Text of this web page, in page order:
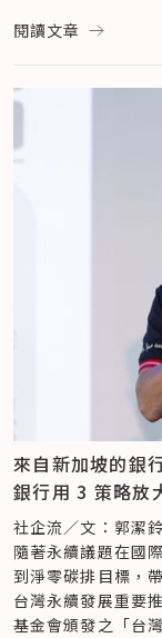
火苗——KPMG 安侯
回應  SDG 17 夥伴
（台灣）共同策動的
」倡議、擔任永
業分享永續行動方
動指南》顧問，協
「透過這次的倡議
項廣大議題中，獲
響應永續議題有興
——組織永續行動指
「大家都在同一艘
者，他期許：「希
沒有人能置身事外
才能解救自己、達
（KPMG 安侯永續
續新生活的 100 個
KPMG 支持、社企
性。）
延伸閱讀
>> 做一門永續好生
隸屬生態天花板的
氧化碳，有 1/4 會
瑚、貝類，浮游生
同樣是碳排放對環
（在氣候變遷造成
對於碳排放之於海
環境影響題目中僅
結果三：完成填答
此調查旨在鼓勵民
更多行動，因此，
續行動指南，內含
要依循此指南完成
還是採取一項行動
在所有完成調查的
步在完成填答後，
在「水」、「海洋
數量最多。
從完成永續行動的
化」領域中，不少
等行動，顯見省水
人而言執行門檻較
而與民眾生活息息
聚餐時酌量點餐、
發展的領航者，並
社會影響力 3 大主
星展銀行（台灣）
卡，亦針對低碳交
在企業營運端，星
洞察員工需求，開
假，擁有一段自由
銀行亦關注環境永
4600 包紙（相當
在創造社會影響力
過獎助金、育成培
銀行則提倡志工服
2021 年到目前為
友達光電：EPS 3
為接軌聯合國永
Goals, SDGs），
Environment 環境
新 3 大主軸，積極
價值鏈中落實低碳
減碳 100 萬公噸的
進一步接軌國際減
通過，持續減碳任
資本發展、人才培
力的項目。
企業該如何由上而
入永續發展意識，
由上而下，打造吸
星展銀行（台灣）
升員工照護與福利
4 個月產假、3 個
輪調計畫，一般同
可申請內部轉調，
使其連 3 年獲亞洲
連續 12 年入選
「LOHAS 五星級
動、社團等推廣活
友達打造「友達大
習，此舉有助企業
秉持「員工為企業
員工的福利，多次
工持股信託獎勵計
職涯發展與個人學
美德醫療深知​​員工
能促使組織高效營
員工 3 個月免費口
閱讀文章
來自新加坡的銀
銀行用 3 策略放
社企流／文：郭潔鈴
隨著永續議題在國
到淨零碳排目標，
台灣永續發展重要
基金會頒發之「台